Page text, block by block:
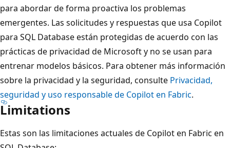
para abordar de forma proactiva los problemas
emergentes. Las solicitudes y respuestas que usa Copilot
para SQL Database están protegidas de acuerdo con las
prácticas de privacidad de Microsoft y no se usan para
entrenar modelos básicos. Para obtener más información
sobre la privacidad y la seguridad, consulte Privacidad,
seguridad y uso responsable de Copilot en Fabric.
Limitations
Estas son las limitaciones actuales de Copilot en Fabric en